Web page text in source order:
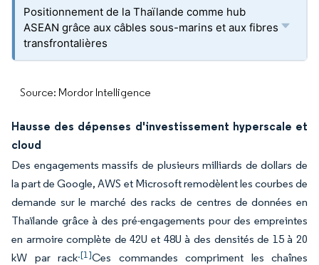
Positionnement de la Thaïlande comme hub
ASEAN grâce aux câbles sous-marins et aux fibres
transfrontalières
Source: Mordor Intelligence
Hausse des dépenses d'investissement hyperscale et
cloud
Des engagements massifs de plusieurs milliards de dollars de
la part de Google, AWS et Microsoft remodèlent les courbes de
demande sur le marché des racks de centres de données en
Thaïlande grâce à des pré-engagements pour des empreintes
en armoire complète de 42U et 48U à des densités de 15 à 20
kW par rack.[1]Ces commandes compriment les chaînes